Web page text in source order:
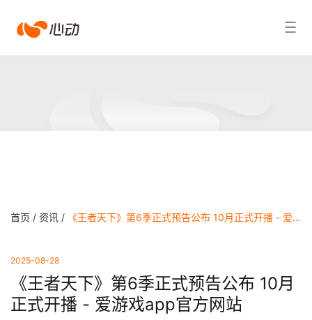
爱搜索结果
首页 / 资讯 / 《王者天下》第6季正式预告公布 10月正式开播 - 爱游戏app官方网站
2025-08-28
《王者天下》第6季正式预告公布 10月
正式开播 - 爱游戏app官方网站